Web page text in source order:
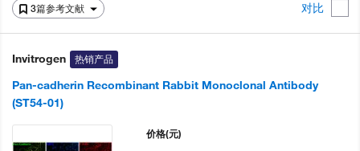
3篇参考文献 对比
Invitrogen 热销产品
Pan-cadherin Recombinant Rabbit Monoclonal Antibody
(ST54-01)
价格(元)